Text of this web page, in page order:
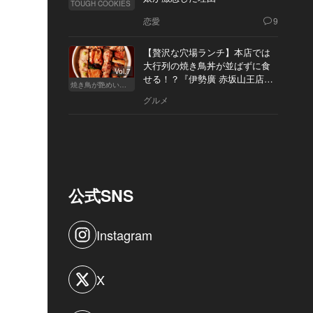
TOUGH COOKIES
恋愛 9
Vol.7
焼き鳥が艶めいてきた
【贅沢な穴場ランチ】本店では
大行列の焼き鳥丼が並ばずに食
せる！？『伊勢廣 赤坂山王店』
グルメ
公式SNS
Instagram
X